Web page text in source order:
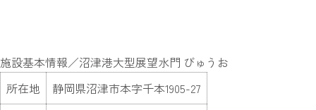
施設基本情報／沼津港大型展望水門 びゅうお
所在地
静岡県沼津市本字千本1905-27